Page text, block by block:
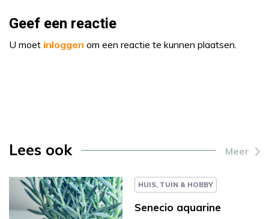
Geef een reactie
U moet inloggen om een reactie te kunnen plaatsen.
Lees ook Meer
HUIS, TUIN & HOBBY
Senecio aquarine